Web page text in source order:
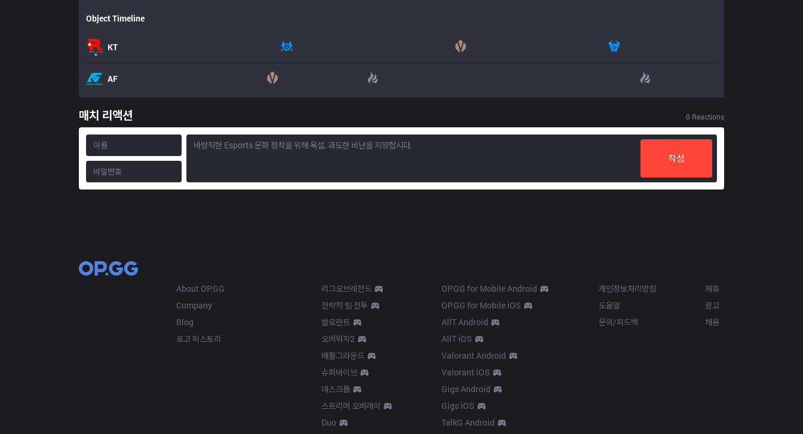
Object Timeline
KT
AF
매치 리액션 0 Reactions
작성
About OP.GG
Company
Blog
로고 히스토리
리그오브레전드
전략적 팀 전투
발로란트
오버워치2
배틀그라운드
슈퍼바이브
데스크톱
스트리머 오버레이
Duo
OP.GG for Mobile Android
OP.GG for Mobile iOS
AllT Android
AllT iOS
Valorant Android
Valorant iOS
Gigs Android
Gigs iOS
TalkG Android
개인정보처리방침
도움말
문의/피드백
제휴
광고
채용